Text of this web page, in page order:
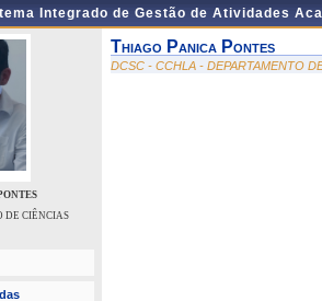
Integrado de Gestão de Atividades
DE CIÊNCIAS
Thiago Panica Pontes
DCSC - CCHLA - DEPARTAMENTO